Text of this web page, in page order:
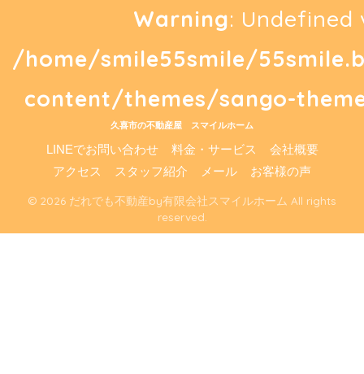
Warning:
/home/smile55smile/
content/themes/sango-
久喜市の不動産屋 スマイルホーム
LINEでお問い合わせ 料金・サービス
会社概要
アクセス
スタッフ紹介 メール お客様の声
© 2026 だれでも不動産by有限会社スマイルホーム All rights
reserved.